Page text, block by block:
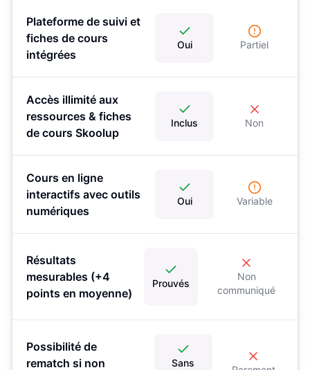
Plateforme de suivi et
fiches de cours
intégrées
Oui Partiel
Accès illimité aux
ressources & fiches
de cours Skoolup
Inclus Non
Cours en ligne
interactifs avec outils
numériques
Oui Variable
Résultats
mesurables (+4
points en moyenne)
Prouvés
Non
communiqué
Possibilité de
rematch si non
Sans